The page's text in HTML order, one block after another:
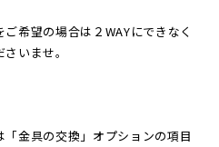
希望の場合は２WAYにできなく
いませ。
金具の交換」オプションの項目